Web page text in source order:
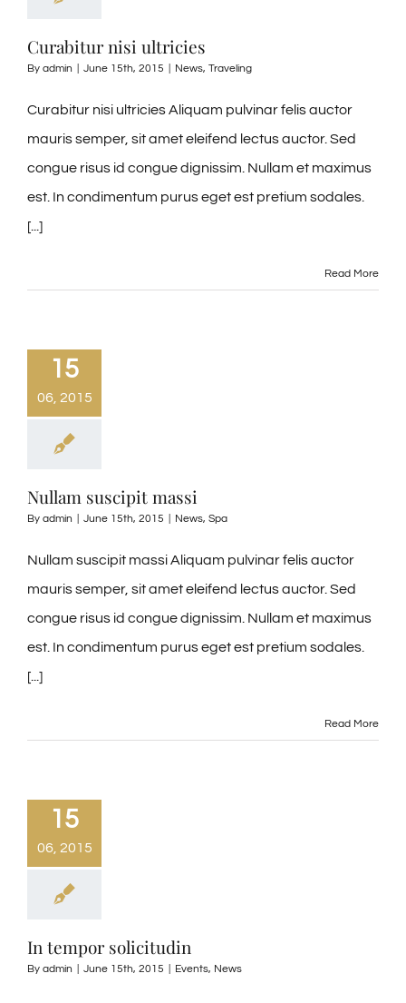
Curabitur nisi ultricies
By admin June 15th, 2015 News, Traveling
Curabitur nisi ultricies Aliquam pulvinar felis auctor
mauris semper, sit amet eleifend lectus auctor. Sed
congue risus id congue dignissim. Nullam et maximus
est. In condimentum purus eget est pretium sodales.
[...]
Read More
15
06, 2015
Nullam suscipit massi
By admin June 15th, 2015 News, Spa
Nullam suscipit massi Aliquam pulvinar felis auctor
mauris semper, sit amet eleifend lectus auctor. Sed
congue risus id congue dignissim. Nullam et maximus
est. In condimentum purus eget est pretium sodales.
[...]
Read More
15
06, 2015
In tempor solicitudin
By admin June 15th, 2015 Events, News